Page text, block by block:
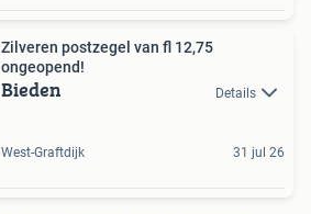
Zilveren postzegel van fl 12,75
ongeopend!
Bieden Details
West-Graftdijk 31 jul 26